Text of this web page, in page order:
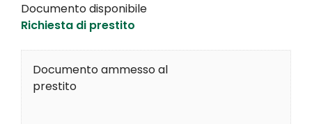
Documento disponibile
Richiesta di prestito
Documento ammesso al
prestito